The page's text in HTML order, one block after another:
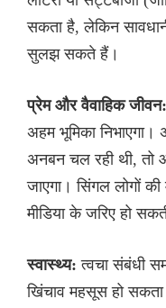
सकता है, लेकिन
सुलझ सकते हैं।
प्रेम और वैवाहिक जीवन:
अहम भूमिका निभाएगा।
अनबन चल रही थी,
जाएगा। सिंगल लोगों
मीडिया के जरिए हो
स्वास्थ्य: त्वचा संबंधी
खिंचाव महसूस हो